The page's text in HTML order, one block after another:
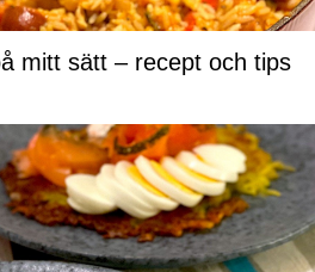
mitt sätt – recept och tips